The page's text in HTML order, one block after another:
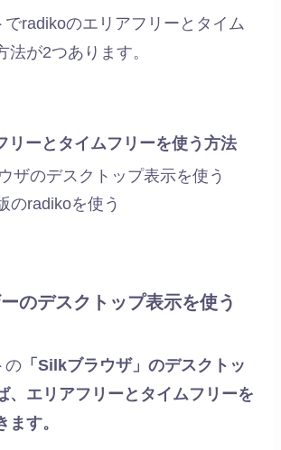
でradikoのエリアフリーとタイム
法が2つあります。
リーとタイムフリーを使う方法
ザのデスクトップ表示を使う
のradikoを使う
のデスクトップ表示を使う
の 「Silkブラウザ」のデスクトッ
、エリアフリーとタイムフリーを
ます。